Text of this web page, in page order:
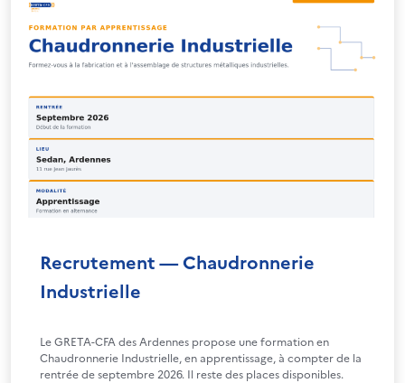
Recrutement — Chaudronnerie
Industrielle
Le GRETA-CFA des Ardennes propose une formation en
Chaudronnerie Industrielle, en apprentissage, à compter de la
rentrée de septembre 2026. Il reste des places disponibles.